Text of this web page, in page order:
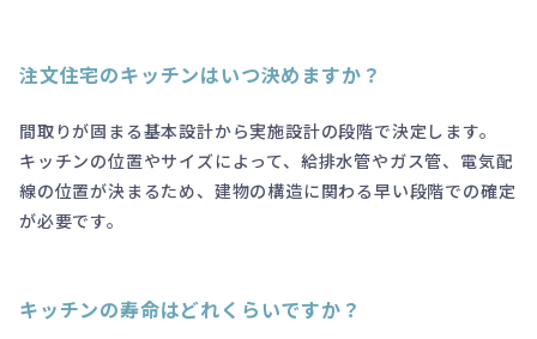
注文住宅のキッチンはいつ決めますか？
間取りが固まる基本設計から実施設計の段階で決定します。
キッチンの位置やサイズによって、給排水管やガス管、電気配
線の位置が決まるため、建物の構造に関わる早い段階での確定
が必要です。
キッチンの寿命はどれくらいですか？